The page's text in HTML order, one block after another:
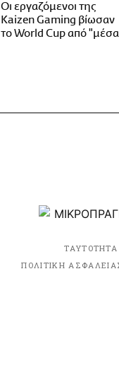
Οι εργαζόμενοι της
Kaizen Gaming βίωσαν
το World Cup από
ΤΑΥΤΟΤΗΤΑ
ΠΟΛΙΤΙΚΗ